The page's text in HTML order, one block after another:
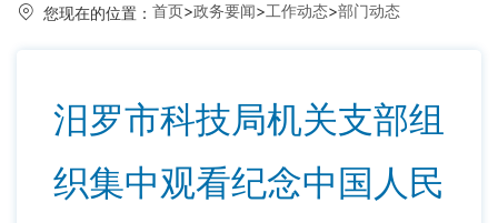
您现在的位置： 首页>政务要闻>工作动态>部门动态
汨罗市科技局机关支部组
织集中观看纪念中国人民